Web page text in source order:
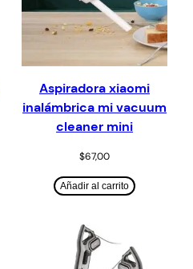
Aspiradora xiaomi
inalámbrica mi vacuum
cleaner mini
$67,00
Añadir al carrito